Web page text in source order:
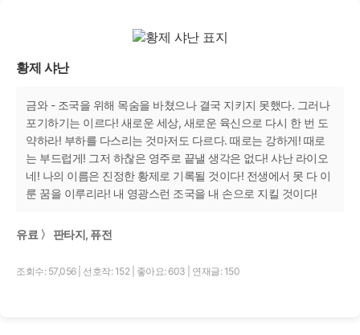
황제 샤난
금와 - 조국을 위해 목숨을 바쳤으나 결국 지키지 못했다. 그러나
포기하기는 이르다! 새로운 세상, 새로운 육신으로 다시 한 번 도
약하라! 부하를 다스리는 것마저도 다르다. 때로는 강하게! 때로
는 부드럽게! 그저 하찮은 영주로 끝낼 생각은 없다! 샤난 라이오
네! 나의 이름은 진정한 황제로 기록될 것이다! 전생에서 못 다 이
룬 꿈을 이루리라! 내 영광스런 조국을 내 손으로 지킬 것이다!
유료 〉 판타지, 퓨전
조회수: 57,056 선호작: 152 좋아요: 603 연재글: 150